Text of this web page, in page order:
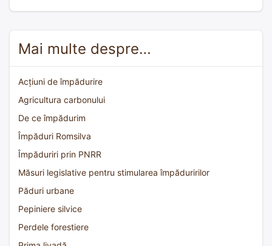
Mai multe despre…
Acțiuni de împădurire
Agricultura carbonului
De ce împădurim
Împăduri Romsilva
Împăduriri prin PNRR
Măsuri legislative pentru stimularea împăduririlor
Păduri urbane
Pepiniere silvice
Perdele forestiere